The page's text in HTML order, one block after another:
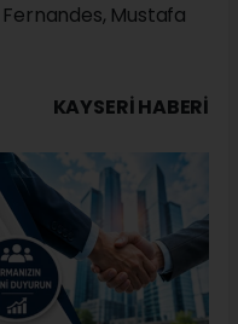
Mustafa
KAYSERI HABERİ